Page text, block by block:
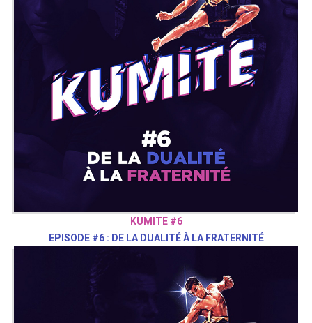
KUMITE #6
EPISODE #6 : DE LA DUALITÉ À LA FRATERNITÉ